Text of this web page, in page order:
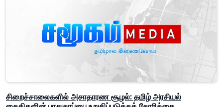
சிறைச்சாலைகளில் அசாதாரண சூழல்: தமிழ் அரசியல்